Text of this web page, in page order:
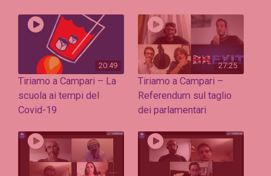
20:49
Tiriamo a Campari – La
scuola ai tempi del
Covid-19
27:25
Tiriamo a Campari –
Referendum sul taglio
dei parlamentari